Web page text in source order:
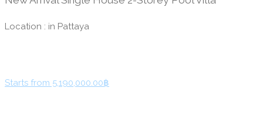
Location : in Pattaya
Starts from 5,190,000.00฿